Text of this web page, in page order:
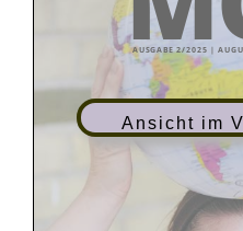
Ansicht im